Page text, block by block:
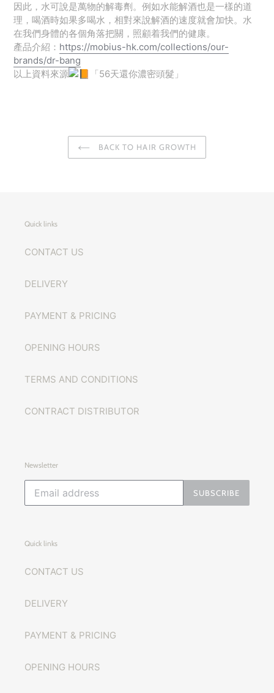
因此，水可說是萬物的解毒劑。例如水能解酒也是一樣的道
理，喝酒時如果多喝水，相對來說解酒的速度就會加快。水
在我們身體的各個角落把關，照顧着我們的健康。
產品介紹： https://mobius-hk.com/collections/our-
brands/dr-bang
以上資料來源
「56天還你濃密頭髮」
BACK TO HAIR GROWTH
Quick links
CONTACT US
DELIVERY
PAYMENT & PRICING
OPENING HOURS
TERMS AND CONDITIONS
CONTRACT DISTRIBUTOR
Newsletter
SUBSCRIBE
Quick links
CONTACT US
DELIVERY
PAYMENT & PRICING
OPENING HOURS